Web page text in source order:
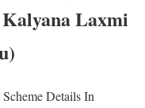
Laxmi
Details In